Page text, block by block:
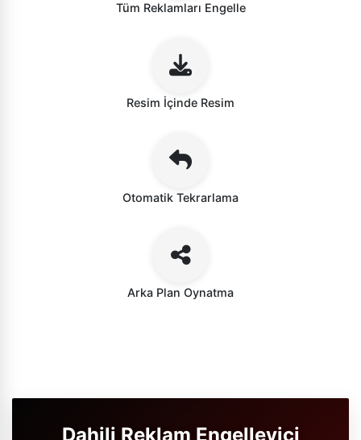
Tüm Reklamları Engelle
Resim İçinde Resim
Otomatik Tekrarlama
Arka Plan Oynatma
Dahili Reklam Engelleyici